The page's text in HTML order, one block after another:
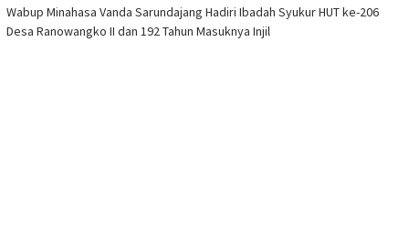
Wabup Minahasa Vanda Sarundajang Hadiri Ibadah Syukur HUT ke-206
Desa Ranowangko II dan 192 Tahun Masuknya Injil